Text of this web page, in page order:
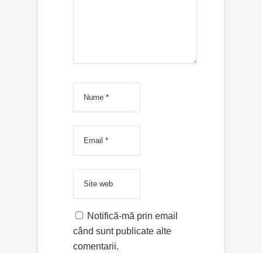
Notifică-mă prin email
când sunt publicate alte
comentarii.